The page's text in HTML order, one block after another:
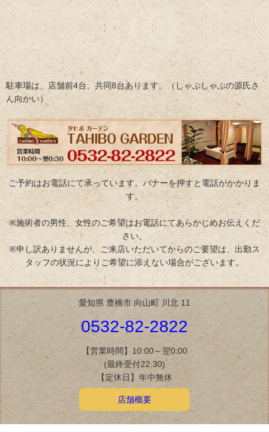
駐車場は、店舗前4台、共同8台あります。（しゃぶしゃぶの源氏さ
ん向かい）
ご予約はお電話にて承っています。バナーを押すと電話がかかりま
す。
※施術者の男性、女性のご希望はお電話にてあらかじめお伝えくだ
さい。
※申し訳ありませんが、ご来店いただいてからのご要望は、出勤ス
タッフの状況によりご希望に添えない場合がございます。
愛知県 豊橋市 向山町 川北 11
0532-82-2822
【営業時間】10:00～翌0:00
(最終受付22:30)
【定休日】年中無休
店舗概要